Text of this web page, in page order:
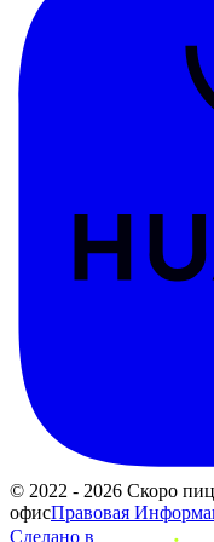
© 2022 - 2026 Скоро
офисПравовая
Сделано в